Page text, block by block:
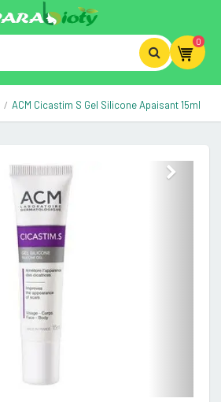
0
ACM Cicastim S Gel Silicone Apaisant 15ml